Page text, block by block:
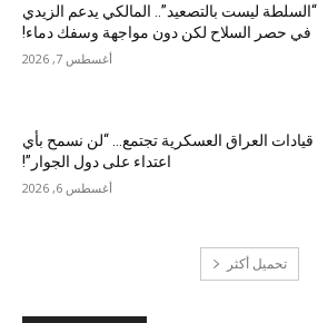
“السلطة ليست بالتصعيد”.. المالكي يدعم الزيدي
في حصر السلاح لكن دون مواجهة وسفك دماء!
أغسطس 7, 2026
قيادات العراق العسكرية تجتمع… “لن نسمح بأي
اعتداء على دول الجوار”!
أغسطس 6, 2026
تحميل أكثر